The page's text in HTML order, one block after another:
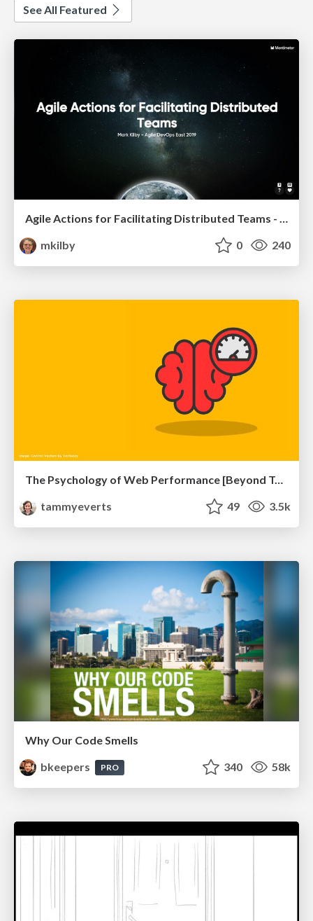
See All Featured
Agile Actions for Facilitating Distributed Teams - ADO2019
mkilby
0 240
The Psychology of Web Performance [Beyond Tellerrand 2023]
tammyeverts
49 3.5k
Why Our Code Smells
bkeepers
PRO 340 58k